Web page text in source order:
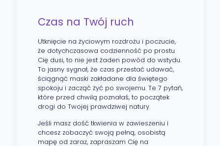
Czas na Twój ruch
Utknięcie na życiowym rozdrożu i poczucie,
że dotychczasowa codzienność po prostu
Cię dusi, to nie jest żaden powód do wstydu.
To jasny sygnał, że czas przestać udawać,
ściągnąć maski zakładane dla świętego
spokoju i zacząć żyć po swojemu. Te 7 pytań,
które przed chwilą poznałaś, to początek
drogi do Twojej prawdziwej natury.
Jeśli masz dość tkwienia w zawieszeniu i
chcesz zobaczyć swoją pełną, osobistą
mapę od zaraz, zapraszam Cię na